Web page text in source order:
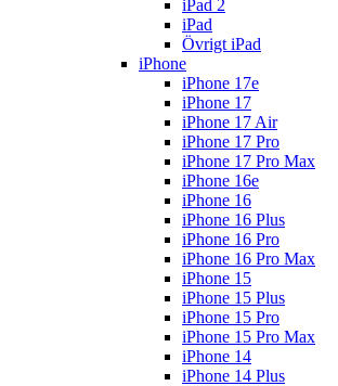
iPad 2
iPad
Övrigt iPad
iPhone
iPhone 17e
iPhone 17
iPhone 17 Air
iPhone 17 Pro
iPhone 17 Pro Max
iPhone 16e
iPhone 16
iPhone 16 Plus
iPhone 16 Pro
iPhone 16 Pro Max
iPhone 15
iPhone 15 Plus
iPhone 15 Pro
iPhone 15 Pro Max
iPhone 14
iPhone 14 Plus